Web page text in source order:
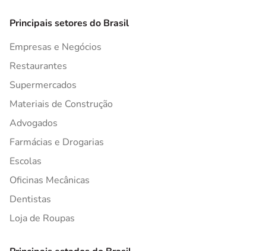
Principais setores do Brasil
Empresas e Negócios
Restaurantes
Supermercados
Materiais de Construção
Advogados
Farmácias e Drogarias
Escolas
Oficinas Mecânicas
Dentistas
Loja de Roupas